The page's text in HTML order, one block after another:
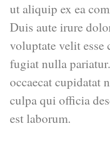
ut aliquip ex ea
Duis aute irure
voluptate velit
fugiat nulla
occaecat cupidatat
culpa qui officia
est laborum.